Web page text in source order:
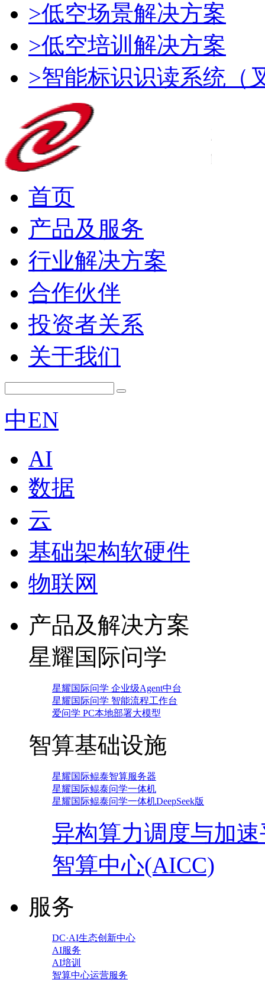
>低空场景解决方案
>低空培训解决方案
>智能标识识读系统（
首页
产品及服务
行业解决方案
合作伙伴
投资者关系
关于我们
中EN
AI
数据
云
基础架构软硬件
物联网
产品及解决方案
星耀国际问学
星耀国际问学 企业级Agent中台
星耀国际问学 智能流程工作台
爱问学 PC本地部署大模型
智算基础设施
星耀国际鲲泰智算服务器
星耀国际鲲泰问学一体机
星耀国际鲲泰问学一体机DeepSeek版
异构算力调度与加
智算中心(AICC)
服务
DC·AI生态创新中心
AI服务
AI培训
智算中心运营服务